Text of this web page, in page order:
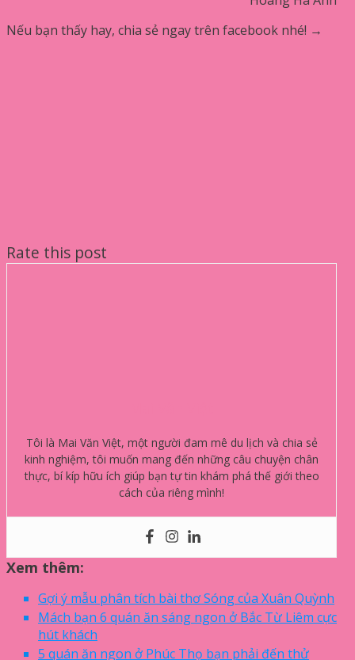
Nếu bạn thấy hay, chia sẻ ngay trên facebook nhé! →
Rate this post
Tôi là Mai Văn Việt, một người đam mê du lịch và chia sẻ
kinh nghiệm, tôi muốn mang đến những câu chuyện chân
thực, bí kíp hữu ích giúp bạn tự tin khám phá thế giới theo
cách của riêng mình!
Xem thêm:
Gợi ý mẫu phân tích bài thơ Sóng của Xuân Quỳnh
Mách bạn 6 quán ăn sáng ngon ở Bắc Từ Liêm cực
hút khách
5 quán ăn ngon ở Phúc Thọ bạn phải đến thử